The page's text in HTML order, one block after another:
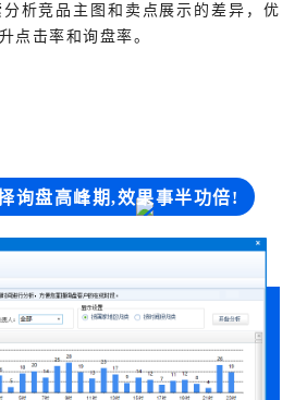
竞品主图和卖点展示的差异，优
点击率和询盘率。
询盘高峰期,效果事半功倍!